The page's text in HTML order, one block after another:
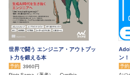
世界で闘う エンジニア・アウトプッ
ト力を鍛える本
予約
3960円
ン！
予約